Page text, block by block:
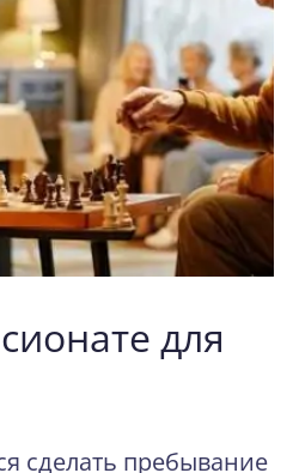
для
сделать пребывание